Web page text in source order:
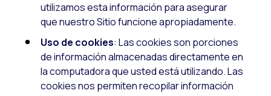
utilizamos esta información para asegurar
que nuestro Sitio funcione apropiadamente.
Uso de cookies: Las cookies son porciones
de información almacenadas directamente en
la computadora que usted está utilizando. Las
cookies nos permiten recopilar información